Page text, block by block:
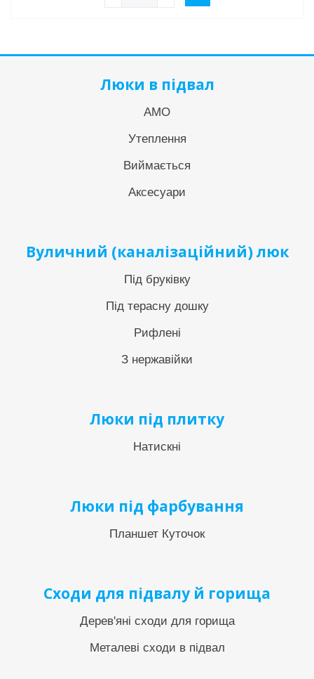
Люки в підвал
АМО
Утеплення
Виймається
Аксесуари
Вуличний (каналізаційний) люк
Під бруківку
Під терасну дошку
Рифлені
З нержавійки
Люки під плитку
Натискні
Люки під фарбування
Планшет Куточок
Сходи для підвалу й горища
Дерев'яні сходи для горища
Металеві сходи в підвал